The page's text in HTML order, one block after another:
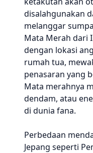
disalahgunakan
melanggar
Mata Merah dari
dengan lokasi
rumah tua,
penasaran yang
Mata merahnya
dendam, atau
di dunia fana.
Perbedaan
Jepang seperti